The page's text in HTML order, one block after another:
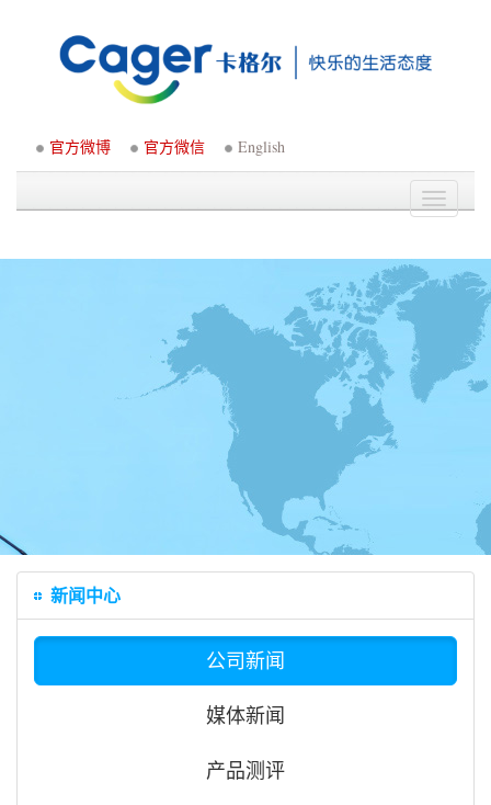
官方微博 官方微信 English
Toggle
新闻中心
公司新闻
媒体新闻
产品测评